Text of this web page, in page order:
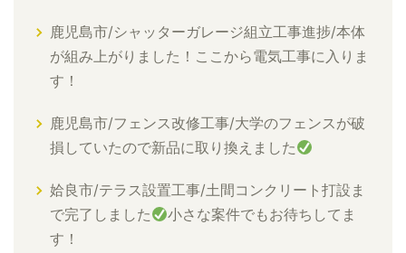
鹿児島市/シャッターガレージ組立工事進捗/本体
が組み上がりました！ここから電気工事に入りま
す！
鹿児島市/フェンス改修工事/大学のフェンスが破
損していたので新品に取り換えました
姶良市/テラス設置工事/土間コンクリート打設ま
で完了しました
小さな案件でもお待ちしてま
す！